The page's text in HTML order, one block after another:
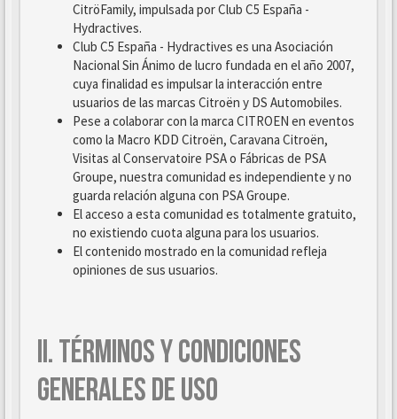
CitröFamily, impulsada por Club C5 España -
Hydractives.
Club C5 España - Hydractives es una Asociación
Nacional Sin Ánimo de lucro fundada en el año 2007,
cuya finalidad es impulsar la interacción entre
usuarios de las marcas Citroën y DS Automobiles.
Pese a colaborar con la marca CITROEN en eventos
como la Macro KDD Citroën, Caravana Citroën,
Visitas al Conservatoire PSA o Fábricas de PSA
Groupe, nuestra comunidad es independiente y no
guarda relación alguna con PSA Groupe.
El acceso a esta comunidad es totalmente gratuito,
no existiendo cuota alguna para los usuarios.
El contenido mostrado en la comunidad refleja
opiniones de sus usuarios.
II. TÉRMINOS Y CONDICIONES
GENERALES DE USO